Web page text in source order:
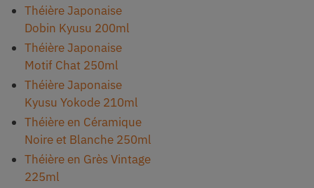
Théière Japonaise
Dobin Kyusu 200ml
Théière Japonaise
Motif Chat 250ml
Théière Japonaise
Kyusu Yokode 210ml
Théière en Céramique
Noire et Blanche 250ml
Théière en Grès Vintage
225ml